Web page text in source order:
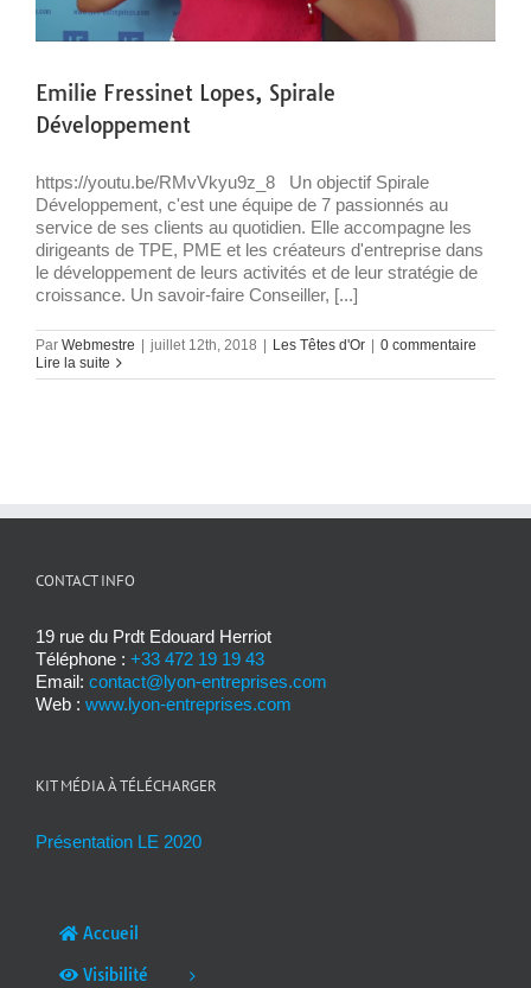
Emilie Fressinet Lopes, Spirale
Développement
https://youtu.be/RMvVkyu9z_8 Un objectif Spirale
Développement, c'est une équipe de 7 passionnés au
service de ses clients au quotidien. Elle accompagne les
dirigeants de TPE, PME et les créateurs d'entreprise dans
le développement de leurs activités et de leur stratégie de
croissance. Un savoir-faire Conseiller, [...]
Par Webmestre juillet 12th, 2018 Les Têtes d'Or
0 commentaire
Lire la suite
CONTACT INFO
19 rue du Prdt Edouard Herriot
Téléphone : +33 472 19 19 43
Email: contact@lyon-entreprises.com
Web : www.lyon-entreprises.com
KIT MÉDIA À TÉLÉCHARGER
Présentation LE 2020
Accueil
Visibilité